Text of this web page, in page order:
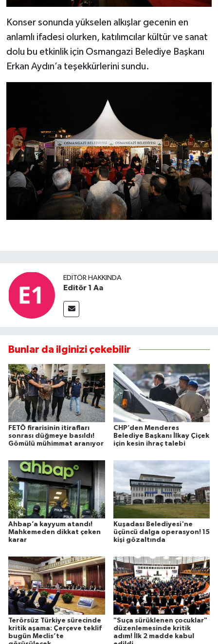
Konser sonunda yükselen alkışlar gecenin en
anlamlı ifadesi olurken, katılımcılar kültür ve sanat
dolu bu etkinlik için Osmangazi Belediye Başkanı
Erkan Aydın’a teşekkürlerini sundu.
EDITÖR HAKKINDA
Editör 1 Aa
Bunlar da ilginizi çekebilir
FETÖ firarisinin itirafları
sonrası düğmeye basıldı!
Gömülü mühimmat aranıyor
CHP’den Menderes
Belediye Başkanı İlkay Çiçek
için kesin ihraç talebi
Ahbap’a kayyum atandı!
Mahkemeden dikkat çeken
karar
Kuşadası Belediyesi'ne
üçüncü dalga operasyon! 15
kişi gözaltında
Terörsüz Türkiye sürecinde
kritik aşama: Çerçeve teklif
bugün Meclis’te
"Suça sürüklenen çocuklar"
düzenlemesinde kritik
adım! İlk 2 madde kabul